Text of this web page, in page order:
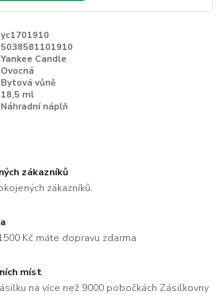
yc1701910
5038581101910
Yankee Candle
Ovocná
Bytová vůně
18,5 ml
Náhradní náplň
zákazníků
zákazníků.
Kč máte dopravu zdarma
míst
na více než 9000 pobočkách Zásilkovny